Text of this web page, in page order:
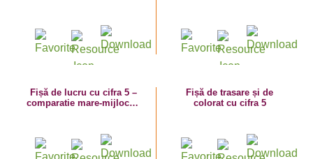
Fișă de lucru cu cifra 5 –
comparatie mare-mijlociu-
Fișă de trasare și de
colorat cu cifra 5